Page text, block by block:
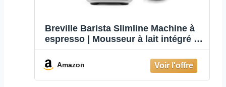
Breville Barista Slimline Machine à
espresso | Mousseur à lait intégré |
cappuccinoslattes et autres
boissons | Pompe 15 bars | Argent
[VCF185X]
Amazon